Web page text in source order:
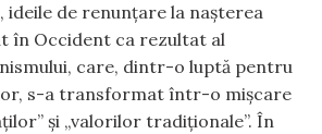
ideile de renunțare la nașterea
în Occident ca rezultat al
care, dintr-o luptă pentru
s-a transformat într-o mișcare
și „valorilor tradiționale”. În